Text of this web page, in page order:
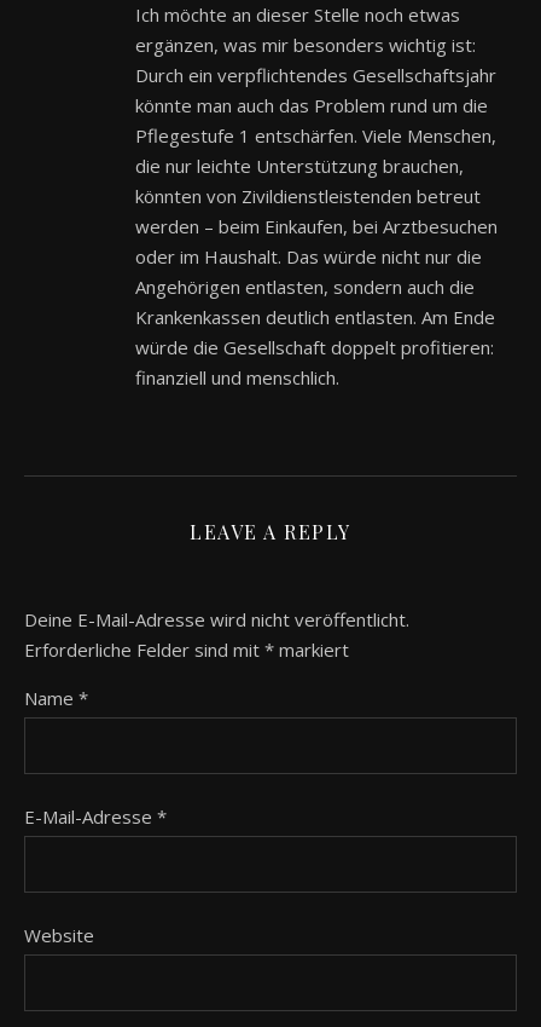
Ich möchte an dieser Stelle noch etwas
ergänzen, was mir besonders wichtig ist:
Durch ein verpflichtendes Gesellschaftsjahr
könnte man auch das Problem rund um die
Pflegestufe 1 entschärfen. Viele Menschen,
die nur leichte Unterstützung brauchen,
könnten von Zivildienstleistenden betreut
werden – beim Einkaufen, bei Arztbesuchen
oder im Haushalt. Das würde nicht nur die
Angehörigen entlasten, sondern auch die
Krankenkassen deutlich entlasten. Am Ende
würde die Gesellschaft doppelt profitieren:
finanziell und menschlich.
LEAVE A REPLY
Deine E-Mail-Adresse wird nicht veröffentlicht.
Erforderliche Felder sind mit * markiert
Name *
E-Mail-Adresse *
Website